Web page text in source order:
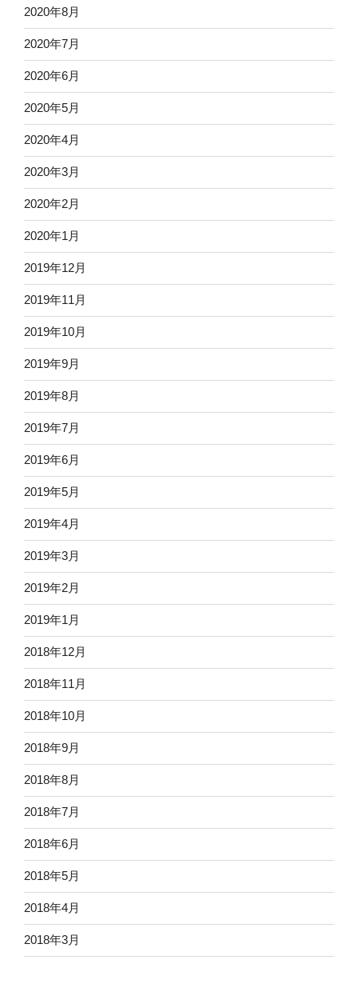
2020年8月
2020年7月
2020年6月
2020年5月
2020年4月
2020年3月
2020年2月
2020年1月
2019年12月
2019年11月
2019年10月
2019年9月
2019年8月
2019年7月
2019年6月
2019年5月
2019年4月
2019年3月
2019年2月
2019年1月
2018年12月
2018年11月
2018年10月
2018年9月
2018年8月
2018年7月
2018年6月
2018年5月
2018年4月
2018年3月